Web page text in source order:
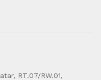
RT.07/RW.01,